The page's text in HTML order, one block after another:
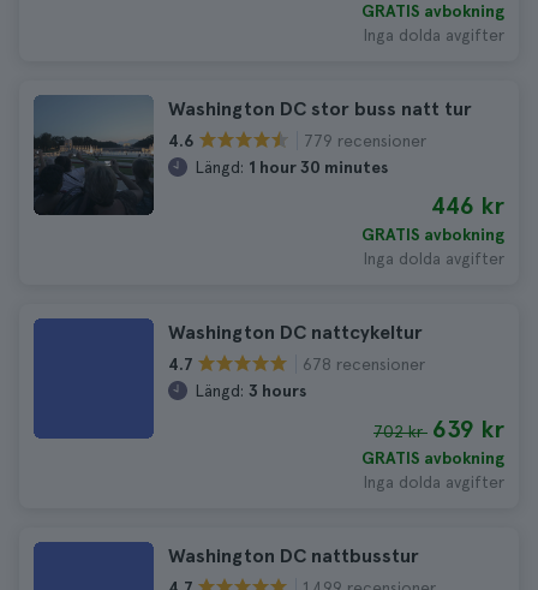
GRATIS avbokning
Inga dolda avgifter
Washington DC stor buss natt tur
4.6
779 recensioner
Längd: 1 hour 30 minutes
446 kr
GRATIS avbokning
Inga dolda avgifter
Washington DC nattcykeltur
4.7
678 recensioner
Längd: 3 hours
702 kr 639 kr
GRATIS avbokning
Inga dolda avgifter
Washington DC nattbusstur